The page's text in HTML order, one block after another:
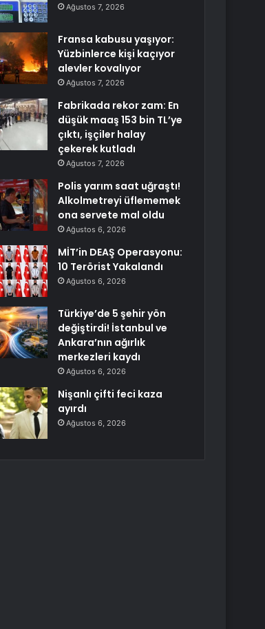
Ağustos 7, 2026
Fransa kabusu yaşıyor:
Yüzbinlerce kişi kaçıyor
alevler kovalıyor
Ağustos 7, 2026
Fabrikada rekor zam: En
düşük maaş 153 bin TL’ye
çıktı, işçiler halay
çekerek kutladı
Ağustos 7, 2026
Polis yarım saat uğraştı!
Alkolmetreyi üflememek
ona servete mal oldu
Ağustos 6, 2026
MİT’in DEAŞ Operasyonu:
10 Terörist Yakalandı
Ağustos 6, 2026
Türkiye’de 5 şehir yön
değiştirdi! İstanbul ve
Ankara’nın ağırlık
merkezleri kaydı
Ağustos 6, 2026
Nişanlı çifti feci kaza
ayırdı
Ağustos 6, 2026